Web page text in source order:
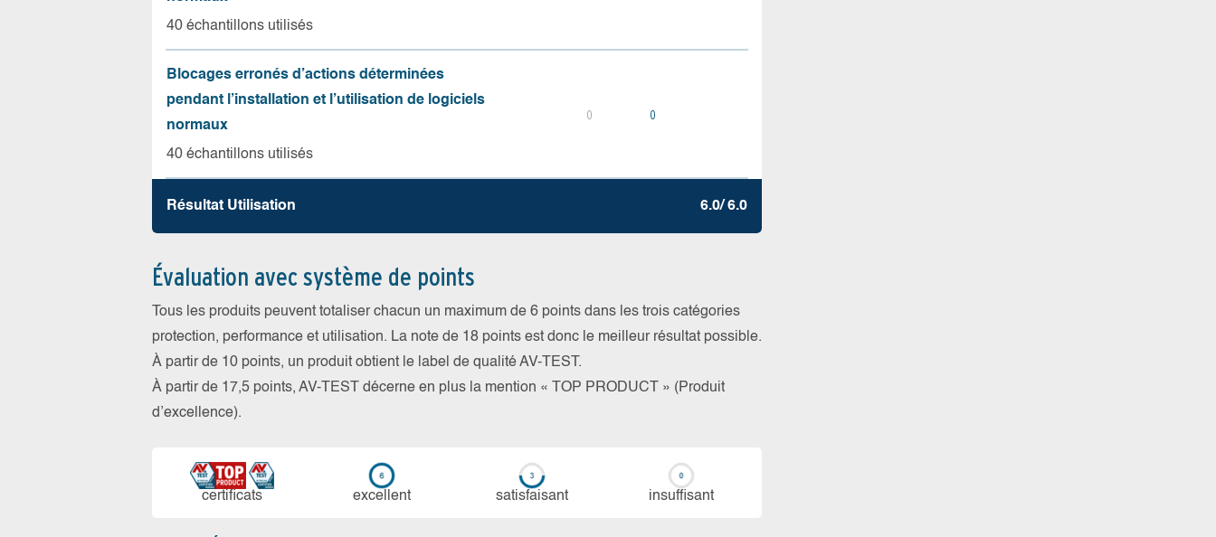
40 échantillons utilisés
Blocages erronés d’actions déterminées
pendant l’installation et l’utilisation de logiciels
normaux
40 échantillons utilisés
0 0
Résultat Utilisation 6.0/ 6.0
Évaluation avec système de points
Tous les produits peuvent totaliser chacun un maximum de 6 points dans les trois catégories
protection, performance et utilisation. La note de 18 points est donc le meilleur résultat possible.
À partir de 10 points, un produit obtient le label de qualité AV-TEST.
À partir de 17,5 points, AV-TEST décerne en plus la mention « TOP PRODUCT » (Produit
d’excellence).
certi­ficats ex­cellent sa­tis­fai­sant in­suf­fi­sant